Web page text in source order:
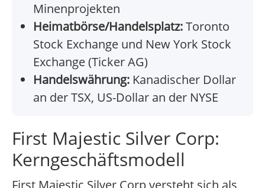
Minenprojekten
Heimatbörse/Handelsplatz:Toronto
Stock Exchange und New York Stock
Exchange (Ticker AG)
Handelswährung: Kanadischer Dollar
an der TSX, US-Dollar an der NYSE
First Majestic Silver Corp:
Kerngeschäftsmodell